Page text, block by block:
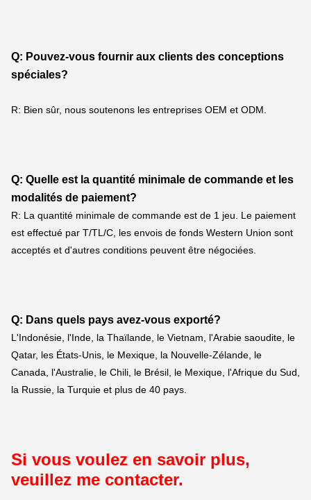
Q: Pouvez-vous fournir aux clients des conceptions
spéciales?
R: Bien sûr, nous soutenons les entreprises OEM et ODM.
Q: Quelle est la quantité minimale de commande et les
modalités de paiement?
R: La quantité minimale de commande est de 1 jeu. Le paiement
est effectué par T/TL/C, les envois de fonds Western Union sont
acceptés et d'autres conditions peuvent être négociées.
Q: Dans quels pays avez-vous exporté?
L'Indonésie, l'Inde, la Thaïlande, le Vietnam, l'Arabie saoudite, le
Qatar, les États-Unis, le Mexique, la Nouvelle-Zélande, le
Canada, l'Australie, le Chili, le Brésil, le Mexique, l'Afrique du Sud,
la Russie, la Turquie et plus de 40 pays.
Si vous voulez en savoir plus,
veuillez me contacter.